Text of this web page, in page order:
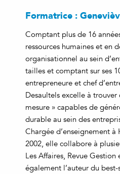
Formatrice :
Comptant plus de 16
ressources humaines et en
organisationnel au sein
tailles et comptant sur ses
entrepreneure et chef
Desaultels excelle à trouver
mesure » capables de
durable au sein des
Chargée d’enseignement
2002, elle collabore à
Les Affaires, Revue
également l’auteur du best-